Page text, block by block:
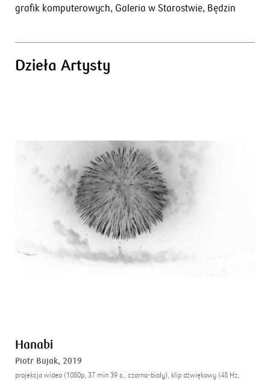
grafik komputerowych, Galeria w Starostwie, Będzin
Dzieła Artysty
Hanabi
Piotr Bujak, 2019
projekcja wideo (1080p, 37 min 39 s., czarno-biały), klip dźwiękowy (48 Hz,